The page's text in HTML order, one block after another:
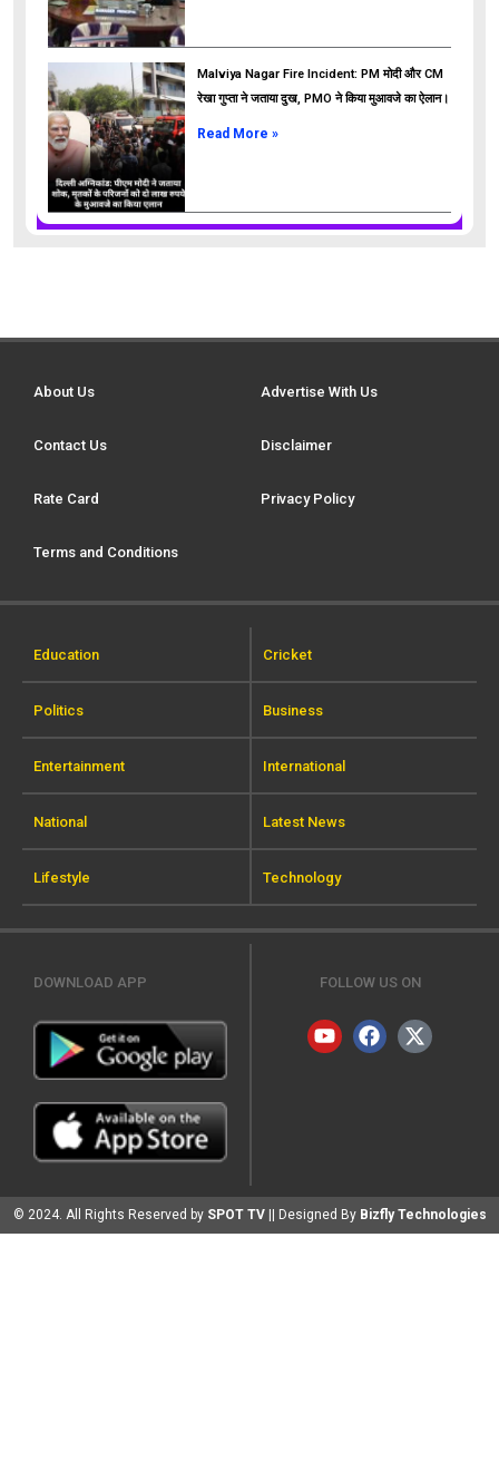
Malviya Nagar Fire Incident: PM मोदी और CM
रेखा गुप्ता ने जताया दुख, PMO ने किया मुआवजे का ऐलान।
Read More »
About Us Advertise With Us
Contact Us Disclaimer
Rate Card Privacy Policy
Terms and Conditions
Education Cricket
Politics Business
Entertainment International
National Latest News
Lifestyle Technology
DOWNLOAD APP FOLLOW US ON
© 2024. All Rights Reserved by SPOT TV || Designed By Bizfly Technologies